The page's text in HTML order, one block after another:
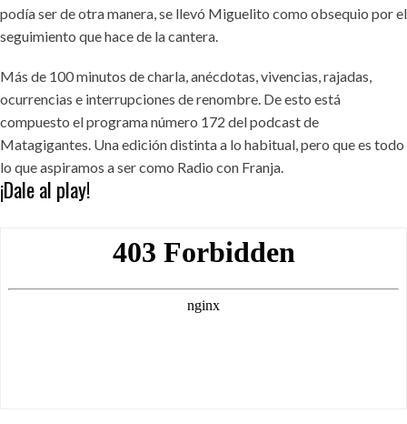
podía ser de otra manera, se llevó Miguelito como obsequio por el
seguimiento que hace de la cantera.
Más de 100 minutos de charla, anécdotas, vivencias, rajadas,
ocurrencias e interrupciones de renombre. De esto está
compuesto el programa número 172 del podcast de
Matagigantes. Una edición distinta a lo habitual, pero que es todo
lo que aspiramos a ser como Radio con Franja.
¡Dale al play!